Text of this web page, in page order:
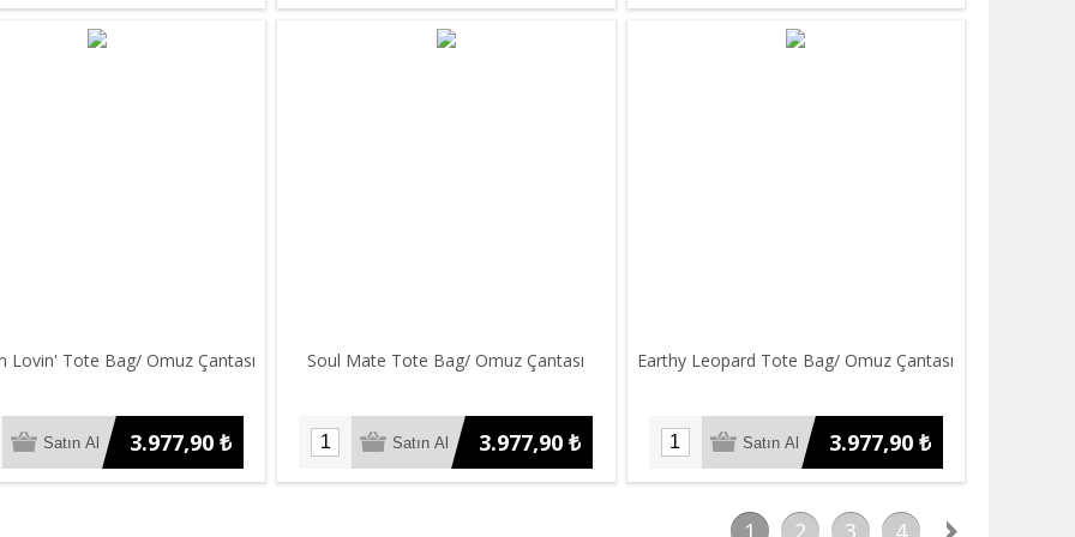
Lovin' Tote Bag/ Omuz Çantası
3.977,90 ₺
Soul Mate Tote Bag/ Omuz Çantası
3.977,90 ₺
Earthy Leopard Tote Bag/ Omuz Çantası
3.977,90 ₺
1 2 3 4